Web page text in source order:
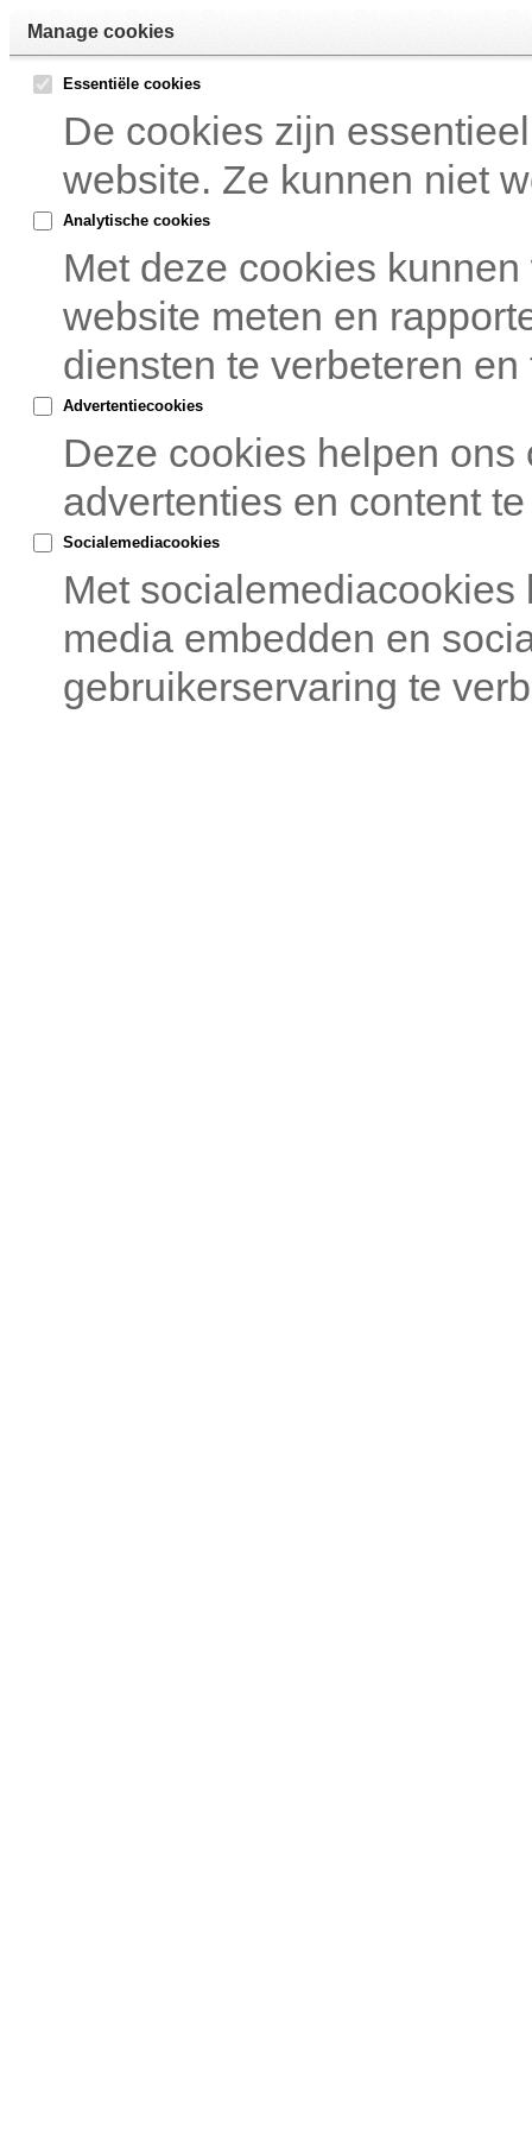
Manage cookies
Essentiële cookies
De cookies zijn
website. Ze kunnen niet
Analytische cookies
Met deze cookies
website meten en
diensten te verbeteren
Advertentiecookies
Deze cookies helpen
advertenties en content
Socialemediacookies
Met
media embedden en
gebruikerservaring te